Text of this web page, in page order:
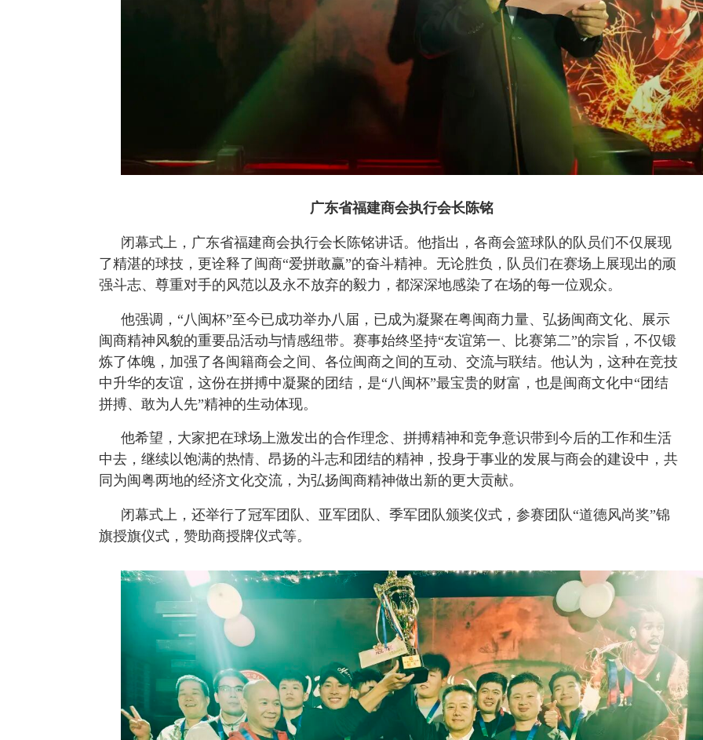
广东省福建商会执行会长陈铭
闭幕式上，广东省福建商会执行会长陈铭讲话。他指出，各商会篮球队的队员们不仅展现
了精湛的球技，更诠释了闽商“爱拼敢赢”的奋斗精神。无论胜负，队员们在赛场上展现出的顽
强斗志、尊重对手的风范以及永不放弃的毅力，都深深地感染了在场的每一位观众。
他强调，“八闽杯”至今已成功举办八届，已成为凝聚在粤闽商力量、弘扬闽商文化、展示
闽商精神风貌的重要品活动与情感纽带。赛事始终坚持“友谊第一、比赛第二”的宗旨，不仅锻
炼了体魄，加强了各闽籍商会之间、各位闽商之间的互动、交流与联结。他认为，这种在竞技
中升华的友谊，这份在拼搏中凝聚的团结，是“八闽杯”最宝贵的财富，也是闽商文化中“团结
拼搏、敢为人先”精神的生动体现。
他希望，大家把在球场上激发出的合作理念、拼搏精神和竞争意识带到今后的工作和生活
中去，继续以饱满的热情、昂扬的斗志和团结的精神，投身于事业的发展与商会的建设中，共
同为闽粤两地的经济文化交流，为弘扬闽商精神做出新的更大贡献。
闭幕式上，还举行了冠军团队、亚军团队、季军团队颁奖仪式，参赛团队“道德风尚奖”锦
旗授旗仪式，赞助商授牌仪式等。